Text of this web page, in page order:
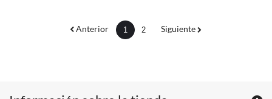
Anterior 1 2 Siguiente